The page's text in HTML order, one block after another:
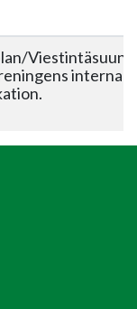
interna